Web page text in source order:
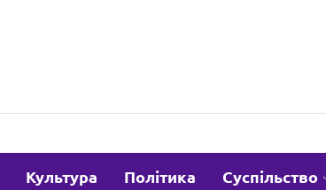
Культура Політика Суспільство